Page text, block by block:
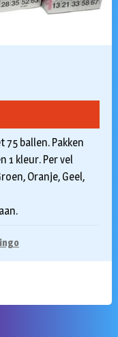
ballen. Pakken
1 kleur. Per vel
Oranje, Geel,